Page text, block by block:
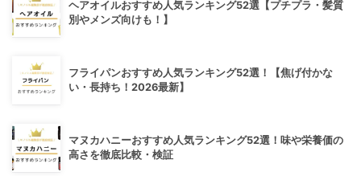
ヘアオイルおすすめ人気ランキング52選【プチプラ・髪質
別やメンズ向けも！】
フライパンおすすめ人気ランキング52選！【焦げ付かな
い・長持ち！2026最新】
マヌカハニーおすすめ人気ランキング52選！味や栄養価の
高さを徹底比較・検証